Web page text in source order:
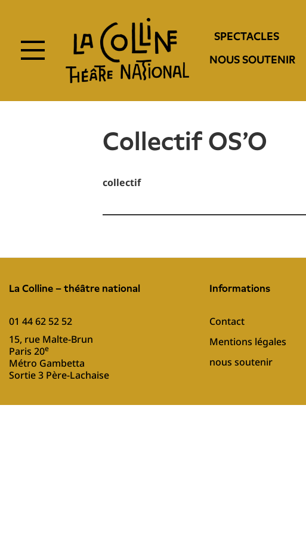
principal
SPECTACLES
NOUS SOUTENIR
Collectif OS'O
collectif
La Colline – théâtre national
01 44 62 52 52
15, rue Malte-Brun
Paris 20e
Métro Gambetta
Sortie 3 Père-Lachaise
Informations
Contact
Mentions légales
nous soutenir